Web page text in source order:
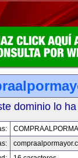
dominio lo